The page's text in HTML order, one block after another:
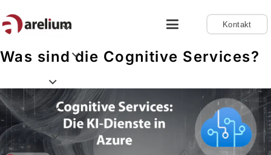
Kontakt
Was sind die Cognitive Services?